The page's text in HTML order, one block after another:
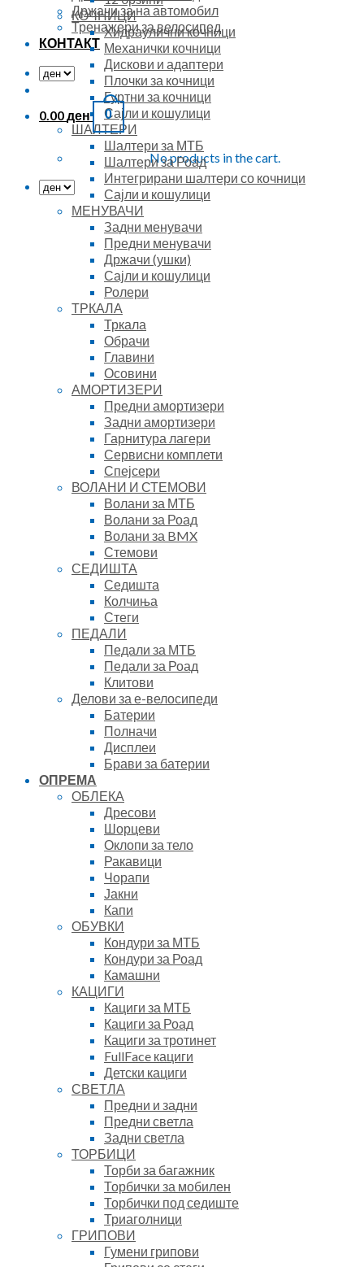
Држачи за на автомобил
Тренажери за велосипед
КОНТАКТ
0.00ден 0
No products in the cart.
КОЧНИЦИ
Хидраулични кочници
Механички кочници
Дискови и адаптери
Плочки за кочници
Гуртни за кочници
Сајли и кошулици
ШАЛТЕРИ
Шалтери за МТБ
Шалтери за Роад
Интегрирани шалтери со кочници
Сајли и кошулици
МЕНУВАЧИ
Задни менувачи
Предни менувачи
Држачи (ушки)
Сајли и кошулици
Ролери
ТРКАЛА
Тркала
Обрачи
Главини
Осовини
АМОРТИЗЕРИ
Предни амортизери
Задни амортизери
Гарнитура лагери
Сервисни комплети
Спејсери
ВОЛАНИ И СТЕМОВИ
Волани за МТБ
Волани за Роад
Волани за BMX
Стемови
СЕДИШТА
Седишта
Колчиња
Стеги
ПЕДАЛИ
Педали за МТБ
Педали за Роад
Клитови
Делови за е-велосипеди
Батерии
Полначи
Дисплеи
Брави за батерии
ОПРЕМА
ОБЛЕКА
Дресови
Шорцеви
Оклопи за тело
Ракавици
Чорапи
Јакни
Капи
ОБУВКИ
Кондури за МТБ
Кондури за Роад
Камашни
КАЦИГИ
Кациги за МТБ
Кациги за Роад
Кациги за тротинет
FullFace кациги
Детски кациги
СВЕТЛА
Предни и задни
Предни светла
Задни светла
ТОРБИЦИ
Торби за багажник
Торбички за мобилен
Торбички под седиште
Триаголници
ГРИПОВИ
Гумени грипови